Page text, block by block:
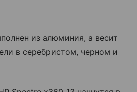
из алюминия, а весит
в серебристом, черном и